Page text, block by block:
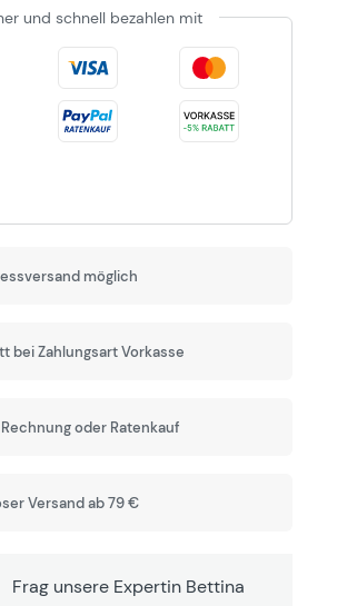
und schnell bezahlen mit
möglich
bei Zahlungsart Vorkasse
oder Ratenkauf
Versand ab 79 €
Frag unsere Expertin Bettina